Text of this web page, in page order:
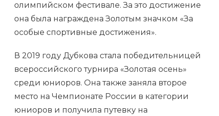
олимпийском фестивале. За это достижение
она была награждена Золотым значком «За
особые спортивные достижения».
В 2019 году Дубкова стала победительницей
всероссийского турнира «Золотая осень»
среди юниоров. Она также заняла второе
место на Чемпионате России в категории
юниоров и получила путевку на